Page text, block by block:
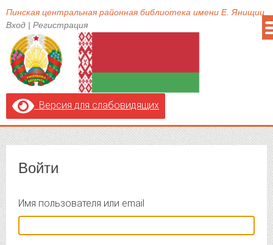
Пинская центральная районная библиотека имени Е. Янищиц
Вход | Регистрация
Версия для слабовидящих
Войти
Имя пользователя или email